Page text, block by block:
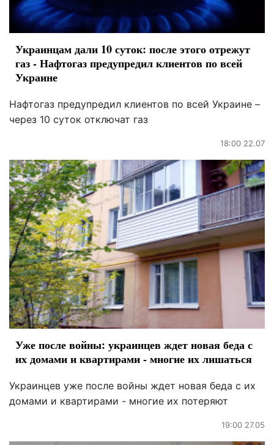
Украинцам дали 10 суток: после этого отрежут
газ - Нафтогаз предупредил клиентов по всей
Украине
Нафтогаз предупредил клиентов по всей Украине –
через 10 суток отключат газ
18:00 22.07
Уже после войны: украинцев ждет новая беда с
их домами и квартирами - многие их лишаться
Украинцев уже после войны ждет новая беда с их
домами и квартирами - многие их потеряют
19:00 27.05